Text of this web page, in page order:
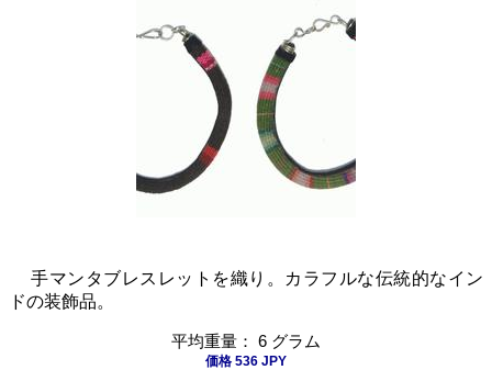
手マンタブレスレットを織り。カラフルな伝統的なイン
ドの装飾品。
平均重量： 6 グラム
価格 536 JPY